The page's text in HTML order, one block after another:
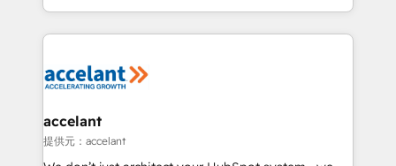
outil et des données partagées • Amélioration de la
collecte et de l’analyse des données pour des
de la productivité des équipes Notre équipe de 30
avec un engagement total, alignant processus
métiers et technologie, et guidant vos équipes à
travers le changement, tout en centrant vos objectifs
accelant
提供元：accelant